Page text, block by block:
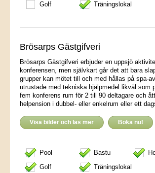
Golf
Träningslokal
Brösarps Gästgifveri
Brösarps Gästgifveri erbjuder en uppsjö
konferensen, men självkart går det att bara
grupper kan mötet till och med hållas på spa-
utrustade med tekniska hjälpmedel likväl som
fem konferens rum för 2 till 90 deltagare och
helpension i dubbel- eller enkelrum eller ett
Visa bilder och läs mer Boka nu!
Pool Bastu
Golf
Träningslokal